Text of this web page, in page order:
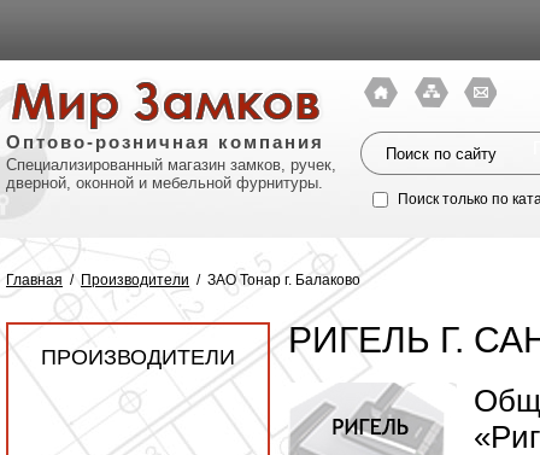
Оптово-розничная компания
Специализированный магазин замков, ручек,
дверной, оконной и мебельной фурнитуры.
Поиск только по
Главная / Производители / ЗАО Тонар г. Балаково
ПРОИЗВОДИТЕЛИ РИГЕЛЬ Г.